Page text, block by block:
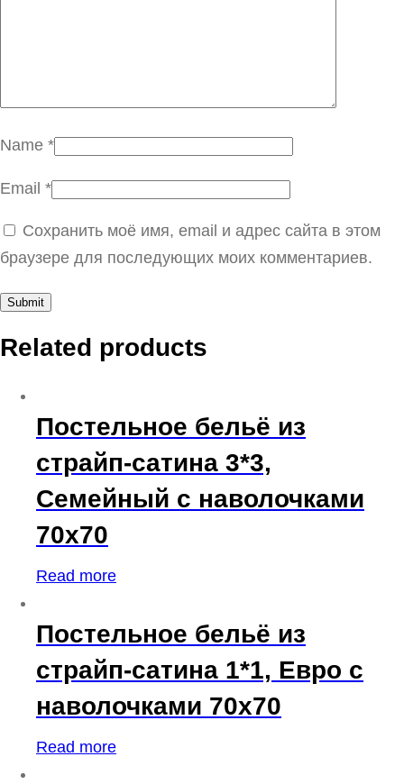
Name *
Email *
Сохранить моё имя, email и адрес сайта в этом
браузере для последующих моих комментариев.
Related products
Постельное бельё из
страйп-сатина 3*3,
Семейный с наволочками
70х70
Read more
Постельное бельё из
страйп-сатина 1*1, Евро с
наволочками 70х70
Read more